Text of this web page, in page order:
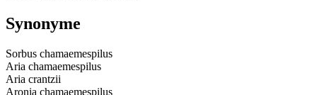
Synonyme
Sorbus chamaemespilus
Aria chamaemespilus
Aria crantzii
Aronia chamaemespilus